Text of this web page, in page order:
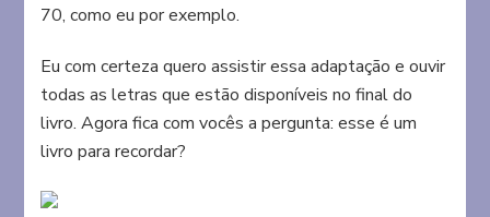
70, como eu por exemplo.
Eu com certeza quero assistir essa adaptação e ouvir
todas as letras que estão disponíveis no final do
livro. Agora fica com vocês a pergunta: esse é um
livro para recordar?